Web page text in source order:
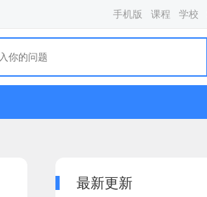
手机版 课程 学校
最新更新